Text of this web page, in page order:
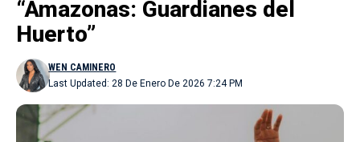
“Amazonas: Guardianes del
Huerto”
Last Updated: 28 De Enero De 2026 7:24 PM
WEN CAMINERO